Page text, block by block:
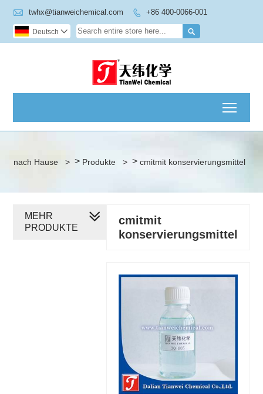
 twhx@tianweichemical.com  +86 400-0066-001

Deutsch 
nach Hause > > Produkte > > cmitmit konservierungsmittel
cmitmit
konservierungsmittel
MEHR
PRODUKTE